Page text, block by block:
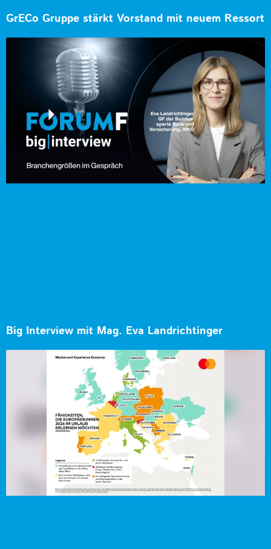
GrECo Gruppe stärkt Vorstand mit neuem Ressort
Big Interview mit Mag. Eva Landrichtinger